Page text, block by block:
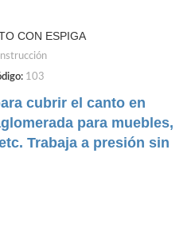
CON ESPIGA
103
cubrir el canto en
para muebles,
Trabaja a presión sin